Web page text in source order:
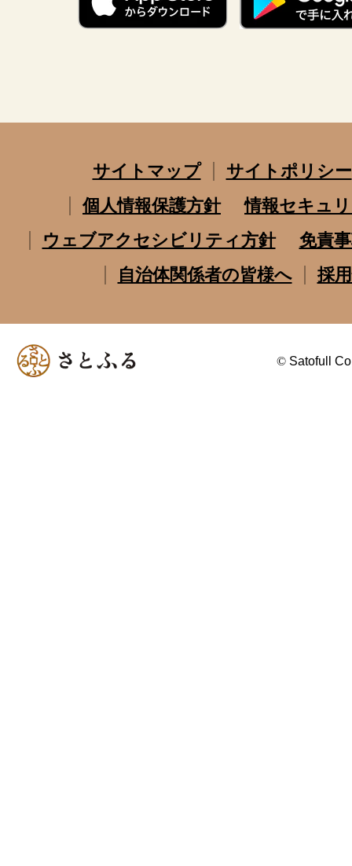
サイトマップ
サイトポリシー
個人情報保護方針
情報セキュ
ウェブアクセシビリティ方針
免責
自治体関係者の皆様へ
採
© Satofull